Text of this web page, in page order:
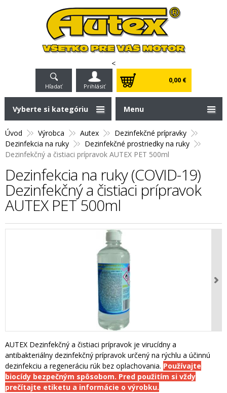
<
Hľadať Prihlásiť
0,00 €
Úvod Výrobca Autex
Dezinfekčné prípravky
Dezinfekcia na ruky
Dezinfekčné prostriedky na ruky
Dezinfekčný a čistiaci prípravok AUTEX PET 500ml
Dezinfekcia na ruky (COVID-19)
Dezinfekčný a čistiaci prípravok
AUTEX PET 500ml
AUTEX Dezinfekčný a čistiaci prípravok je virucídny a
antibakteriálny dezinfekčný prípravok určený na rýchlu a účinnú
dezinfekciu a regeneráciu rúk bez oplachovania. Používajte
biocídy bezpečným spôsobom. Pred použitím si vždy
prečítajte etiketu a informácie o výrobku.
Vyberte si kategóriu Menu